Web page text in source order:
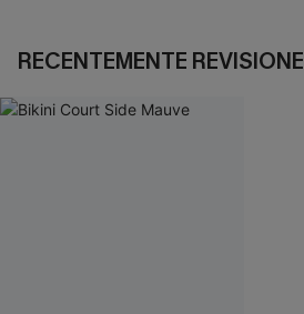
RECENTEMENTE REVISIONE